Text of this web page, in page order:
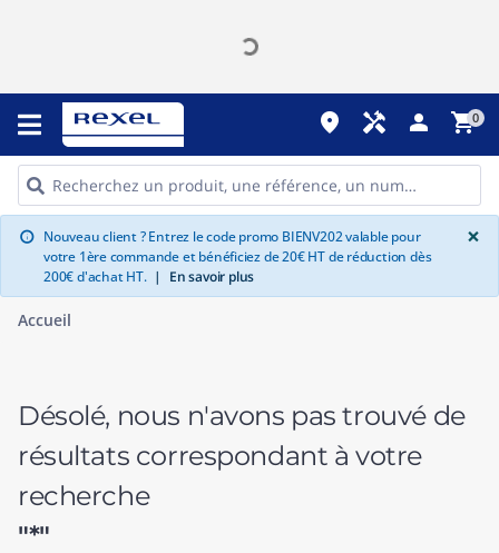
place handyman person shopping_cart0
info Nouveau client ? Entrez le code promo BIENV202 valable pour
votre 1ère commande et bénéficiez de 20€ HT de réduction dès
200€ d'achat HT. | En savoir plus
×
Accueil
Désolé, nous n'avons pas trouvé de
résultats correspondant à votre
recherche
"*"